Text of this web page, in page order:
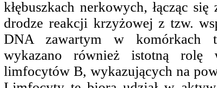
kłębuszkach nerkowych, łącząc
drodze reakcji krzyżowej z tzw.
DNA zawartym w komórkach
wykazano również istotną rolę
limfocytów B, wykazujących na